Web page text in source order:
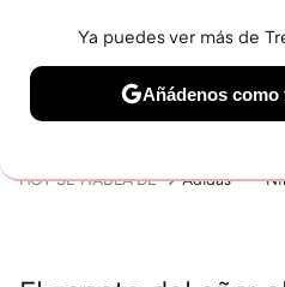
BELLEZA SHOPPING
HOY SE HABLA DE Adidas
Ya puedes ver más de
Añádenos